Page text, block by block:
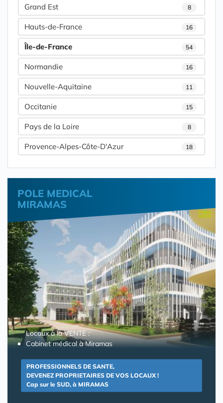
Grand Est 8
Hauts-de-France 16
Île-de-France 54
Normandie 16
Nouvelle-Aquitaine 11
Occitanie 15
Pays de la Loire 8
Provence-Alpes-Côte-D'Azur 18
POLE MEDICAL
MIRAMAS
Locaux à la VENTE :
Cabinet médical à Miramas
PROFESSIONNELS DE SANTE,
DEVENEZ PROPRIETAIRES DE VOS LOCAUX !
Cap sur le SUD, à MIRAMAS